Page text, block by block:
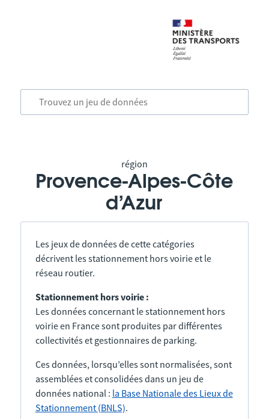
région
Provence-Alpes-Côte
d’Azur
Les jeux de données de cette catégories
décrivent les stationnement hors voirie et le
réseau routier.
Stationnement hors voirie :
Les données concernant le stationnement hors
voirie en France sont produites par différentes
collectivités et gestionnaires de parking.
Ces données, lorsqu’elles sont normalisées, sont
assemblées et consolidées dans un jeu de
données national : la Base Nationale des Lieux de
Stationnement (BNLS).